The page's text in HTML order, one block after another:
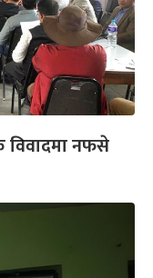
विवादमा नफसे